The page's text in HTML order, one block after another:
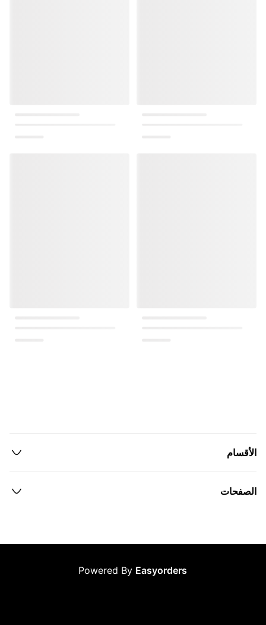
الأقسام
الصفحات
Powered By Easyorders